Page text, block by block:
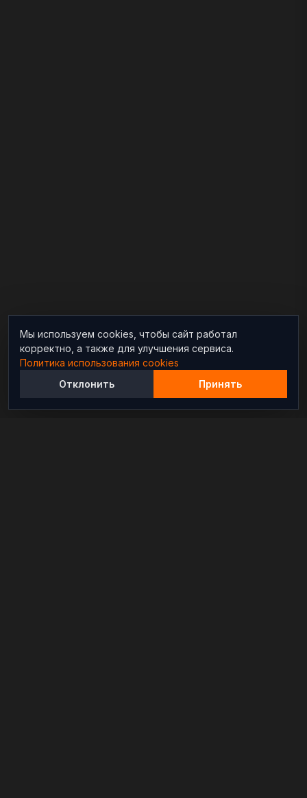
Мы используем cookies, чтобы сайт работал
корректно, а также для улучшения сервиса.
Политика использования cookies
Отклонить
Принять